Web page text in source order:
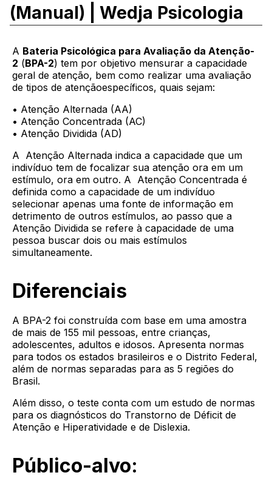
(manual) | Wedja Psicologia
A Bateria Psicológica para Avaliação da Atenção-
2 (BPA-2) tem por objetivo mensurar a capacidade
geral de atenção, bem como realizar uma avaliação
de tipos de atençãoespecíficos, quais sejam:
• Atenção Alternada (AA)
• Atenção Concentrada (AC)
• Atenção Dividida (AD)
A Atenção Alternada indica a capacidade que um
indivíduo tem de focalizar sua atenção ora em um
estímulo, ora em outro. A Atenção Concentrada é
definida como a capacidade de um indivíduo
selecionar apenas uma fonte de informação em
detrimento de outros estímulos, ao passo que a
Atenção Dividida se refere à capacidade de uma
pessoa buscar dois ou mais estímulos
simultaneamente.
Diferenciais
A BPA-2 foi construída com base em uma amostra
de mais de 155 mil pessoas, entre crianças,
adolescentes, adultos e idosos. Apresenta normas
para todos os estados brasileiros e o Distrito Federal,
além de normas separadas para as 5 regiões do
Brasil.
Além disso, o teste conta com um estudo de normas
para os diagnósticos do Transtorno de Déficit de
Atenção e Hiperatividade e de Dislexia.
Público-alvo: